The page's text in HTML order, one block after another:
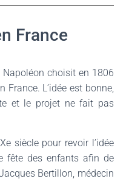
France
Napoléon choisit en 1806
France. L’idée est bonne,
et le projet ne fait pas
siècle pour revoir l’idée
fête des enfants afin de
Bertillon, médecin